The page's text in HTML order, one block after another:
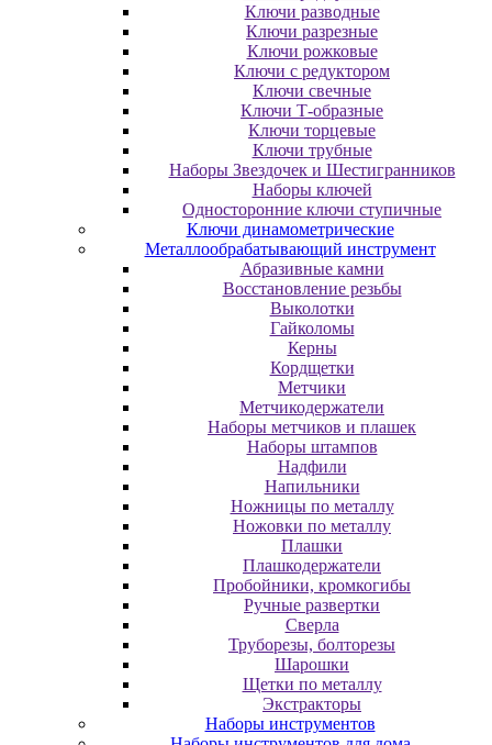
Ключи разводные
Ключи разрезные
Ключи рожковые
Ключи с редуктором
Ключи свечные
Ключи Т-образные
Ключи торцевые
Ключи трубные
Наборы Звездочек и Шестигранников
Наборы ключей
Односторонние ключи ступичные
Ключи динамометрические
Металлообрабатывающий инструмент
Абразивные камни
Восстановление резьбы
Выколотки
Гайколомы
Керны
Кордщетки
Метчики
Метчикодержатели
Наборы метчиков и плашек
Наборы штампов
Надфили
Напильники
Ножницы по металлу
Ножовки по металлу
Плашки
Плашкодержатели
Пробойники, кромкогибы
Ручные развертки
Сверла
Труборезы, болторезы
Шарошки
Щетки по металлу
Экcтpaктopы
Наборы инструментов